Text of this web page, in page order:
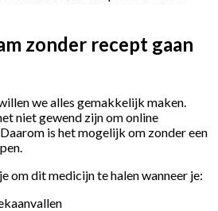
zonder recept gaan
we alles gemakkelijk maken.
niet gewend zijn om online
is het mogelijk om zonder een
om dit medicijn te halen wanneer je: